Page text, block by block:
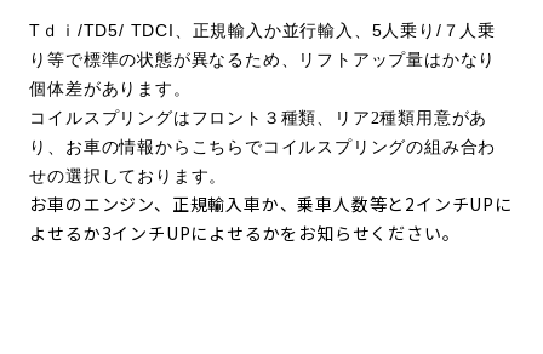
T ｄｉ /TD5/ TDCI 、正規輸入か並行輸入、 5 人乗り / ７人乗
り等で標準の状態が異なるため、リフトアップ量はかなり
個体差があります。
コイルスプリングはフロント３種類、リア2種類用意があ
り、お車の情報からこちらで コイルスプリングの組み合わ
せの選択して おります。
お車のエンジン、正規輸入車か、乗車人数等と2インチUPに
よせるか3インチUPによせるかをお知らせください。